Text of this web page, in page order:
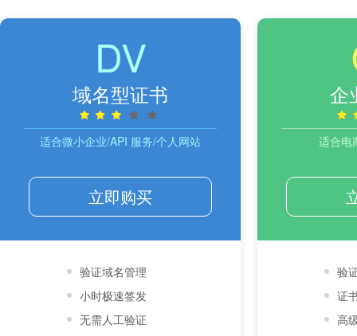
DV
域名型证书
适合微小企业/API 服务/个人网站
立即购买
验证域名管理
小时极速签发
无需人工验证
企
适合电
验
证
高